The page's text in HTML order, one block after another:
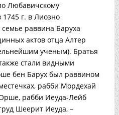
Любавичскому
г. в Лиозно
раввина Баруха
актов отца Алтер
ученым). Братья
стали видными
бен Барух был раввином
рабби Мордехай
рабби Иеуда-Лейб
Шеерит Иеуда, –